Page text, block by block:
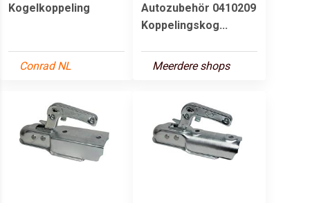
Kogelkoppeling
Conrad NL
Autozubehör 0410209
Koppelingskog...
Meerdere shops